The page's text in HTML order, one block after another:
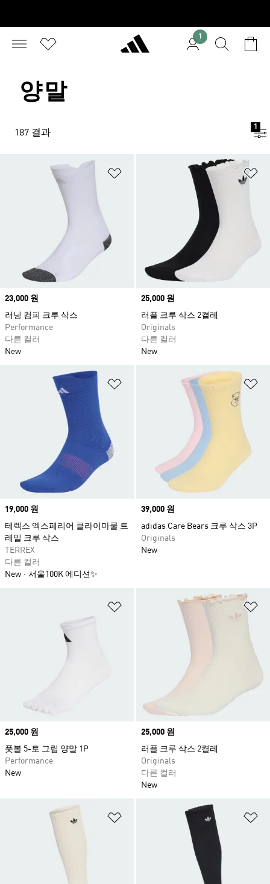
1
양말
187 결과
1
위시리스트 담기
Price
23,000 원
러닝 컴피 크루 삭스
Performance
다른 컬러
New
Price
25,000 원
러플 크루 삭스 2켤레
Originals
다른 컬러
New
위시리스트 담기
Price
19,000 원
테렉스 엑스페리어 클라이마쿨 트
레일 크루 삭스
TERREX
다른 컬러
New
서울100K 에디션✨
Price
39,000 원
adidas Care Bears 크루 삭스 3P
Originals
New
위시리스트 담기
Price
25,000 원
풋볼 5-토 그립 양말 1P
Performance
New
Price
25,000 원
러플 크루 삭스 2켤레
Originals
다른 컬러
New
위시리스트 담기